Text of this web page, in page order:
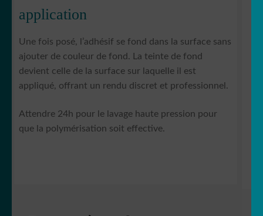
application
Une fois posé, l’adhésif se fond dans la surface sans
ajouter de couleur de fond. La teinte de fond
devient celle de la surface sur laquelle il est
appliqué, offrant un rendu discret et professionnel.
Attendre 24h pour le lavage haute pression pour
que la polymérisation soit effective.